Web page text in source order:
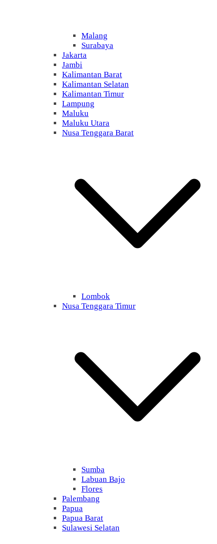
Malang
Surabaya
Jakarta
Jambi
Kalimantan Barat
Kalimantan Selatan
Kalimantan Timur
Lampung
Maluku
Maluku Utara
Nusa Tenggara Barat
Lombok
Nusa Tenggara Timur
Sumba
Labuan Bajo
Flores
Palembang
Papua
Papua Barat
Sulawesi Selatan